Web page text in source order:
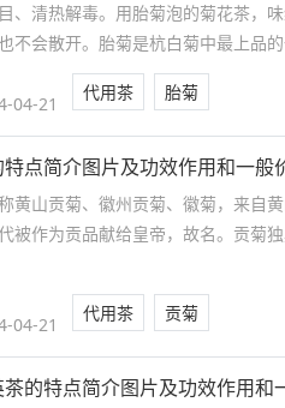
、清热解毒。用胎菊泡的菊花茶，
不会散开。胎菊是杭白菊中最上品
胎菊，经干燥加工制成。
04-21
代用茶 胎菊
特点简介图片及功效作用和一般
黄山贡菊、徽州贡菊、徽菊，来自
被作为贡品献给皇帝，故名。贡菊
04-21
代用茶 贡菊
的特点简介图片及功效作用和